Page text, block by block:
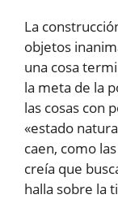
La
objetos
una cosa
la meta de la
las cosas con
«estado
caen, como
creía que
halla sobre la